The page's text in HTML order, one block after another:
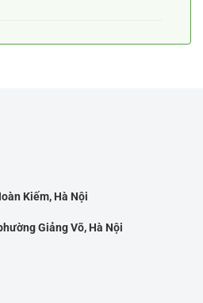
Kiếm, Hà Nội
Giảng Võ, Hà Nội